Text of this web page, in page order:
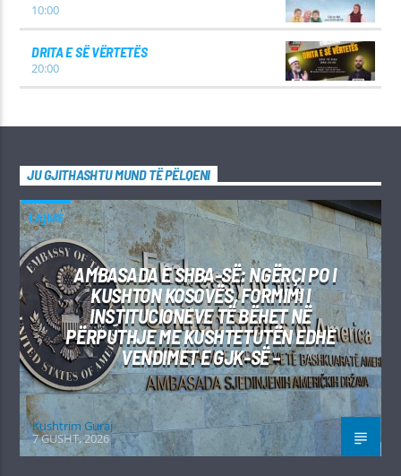
10:00
DRITA E SË VËRTETËS
20:00
JU GJITHASHTU MUND TË PËLQENI
LAJME
AMBASADA E SHBA-SË: NGËRÇI PO I
KUSHTON KOSOVËS, FORMIMI I
INSTITUCIONEVE TË BËHET NË
PËRPUTHJE ME KUSHTETUTËN EDHE
VENDIMET E GJK-SË –
Kushtrim Guraj
7 GUSHT, 2026